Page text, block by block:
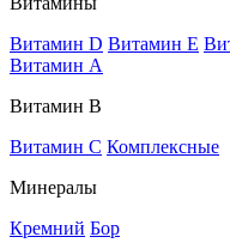
Витамин D Витамин E
Витамин А
Витамин В
Витамин C Комплексные
Минералы
Кремний Бор